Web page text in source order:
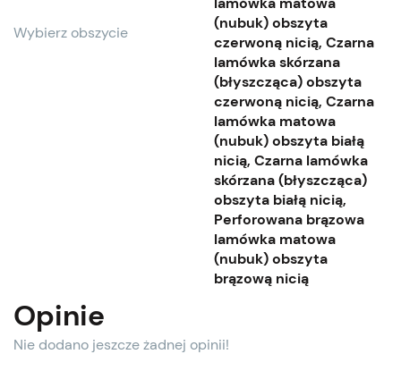
Wybierz obszycie
(nubuk) obszyta
czerwoną nicią, Czarna
lamówka skórzana
(błyszcząca) obszyta
czerwoną nicią, Czarna
lamówka matowa
(nubuk) obszyta białą
nicią, Czarna lamówka
skórzana (błyszcząca)
obszyta białą nicią,
Perforowana brązowa
lamówka matowa
(nubuk) obszyta
brązową nicią
Opinie
Nie dodano jeszcze żadnej opinii!